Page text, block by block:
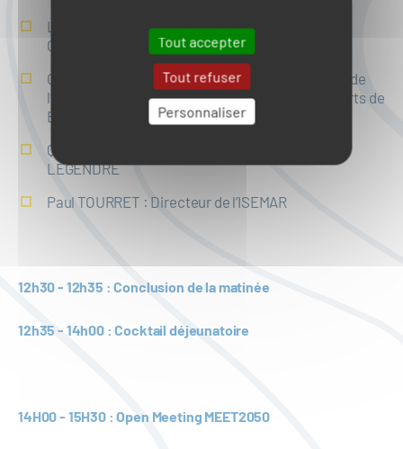
Tout accepter
Tout refuser
Personnaliser
Ludovic BOCQUIER : Responsable BU Energie -
Grand Port Maritime Nantes St Nazaire
Guillaume LABAS : Chef du service prospective, de
l’économie, environnement et exploitation de ports de
Bretagne.
Quentin Henry : Chef Projet DIKWE, société
LEGENDRE
Paul TOURRET : Directeur de l’ISEMAR
12h30 - 12h35 : Conclusion de la matinée
12h35 - 14h00 : Cocktail déjeunatoire
14H00 - 15H30 : Open Meeting MEET2050